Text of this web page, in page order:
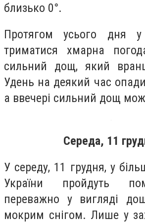
близько 0°.
Протягом усього дня у
триматися хмарна
сильний дощ, який
Удень на деякий час
а ввечері сильний дощ
Середа, 11
У середу, 11 грудня, у
України пройдуть
переважно у вигляді
мокрим снігом. Лише у